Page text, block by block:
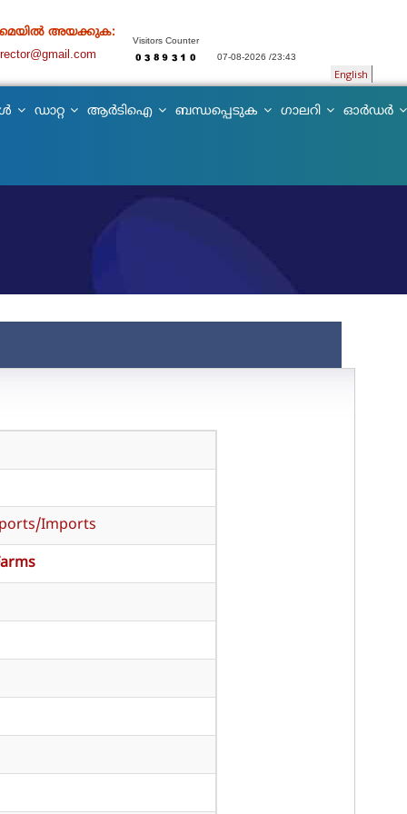
അയക്കുക:
Visitors Counter
07-08-2026 /23:43
English
ഡാറ്റ ആർടിഐ ബന്ധപ്പെടുക ഗാലറി ഓർഡർ
Imports